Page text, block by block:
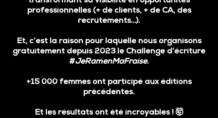
professionnelles (+ de clients, + de CA, des
recrutements…).
Et, c’est la raison pour laquelle nous organisons
gratuitement depuis 2023 le Challenge d’écriture
#JeRamenMaFraise.
+15 000 femmes ont participé aux éditions
précédentes.
Et les résultats ont été incroyables ! 🤯